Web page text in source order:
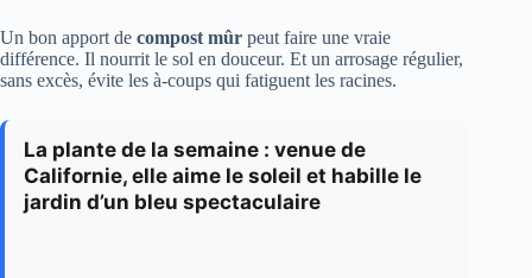
Un bon apport de compost mûr peut faire une vraie
différence. Il nourrit le sol en douceur. Et un arrosage régulier,
sans excès, évite les à-coups qui fatiguent les racines.
La plante de la semaine : venue de
Californie, elle aime le soleil et habille le
jardin d’un bleu spectaculaire